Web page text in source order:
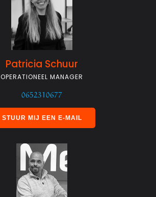
Patricia Schuur
OPERATIONEEL MANAGER
0652310677
STUUR MIJ EEN E-MAIL